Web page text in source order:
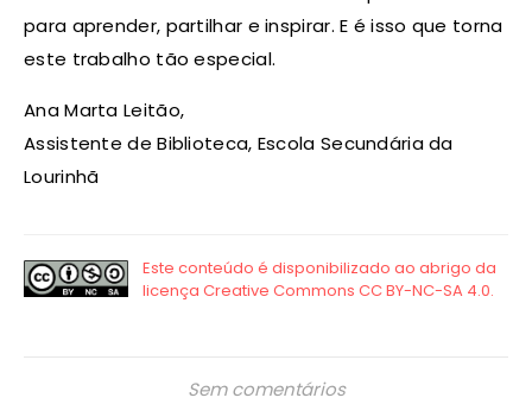
para aprender, partilhar e inspirar. E é isso que torna
este trabalho tão especial.
Ana Marta Leitão,
Assistente de Biblioteca, Escola Secundária da
Lourinhã
Sem comentários